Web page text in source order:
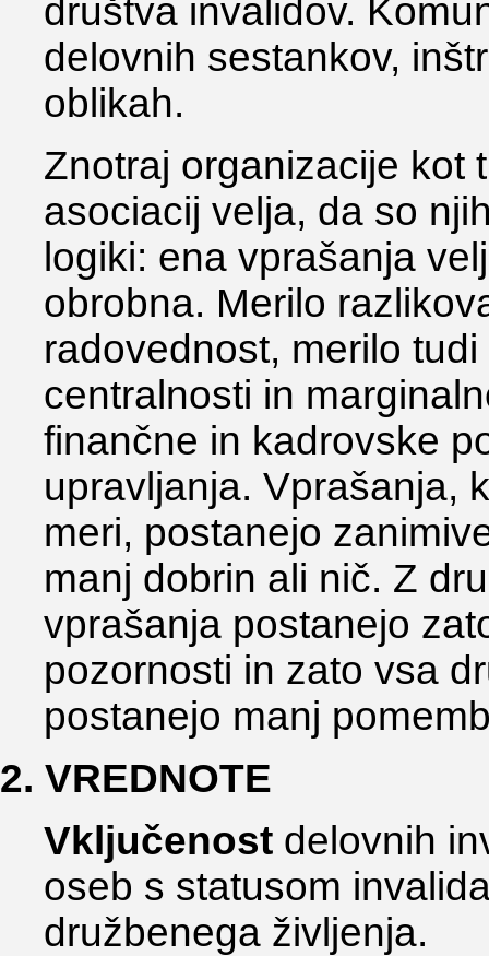
društva invalidov.
delovnih sestankov,
oblikah.
Znotraj organizacije kot
asociacij velja, da so
logiki: ena vprašanja
obrobna. Merilo
radovednost, merilo
centralnosti in
finančne in kadrovske
upravljanja. Vprašanja,
meri, postanejo
manj dobrin ali nič. Z
vprašanja postanejo
pozornosti in zato vsa
postanejo manj
2. VREDNOTE
Vključenost delovnih
oseb s statusom
družbenega življenja.